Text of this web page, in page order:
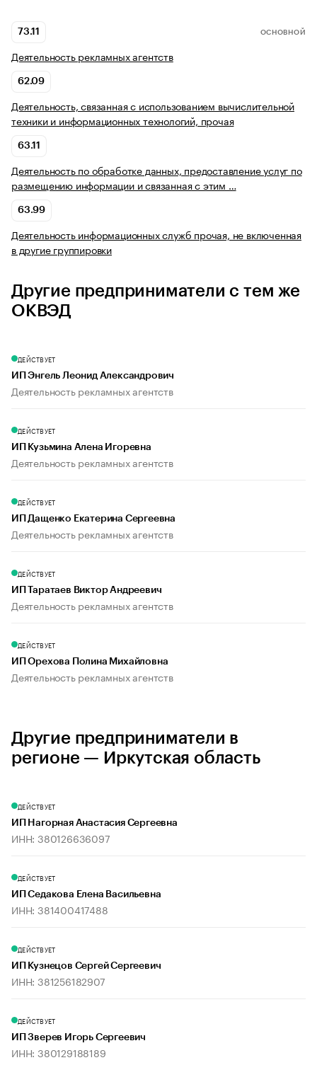
73.11 ОСНОВНОЙ
Деятельность рекламных агентств
62.09
Деятельность, связанная с использованием вычислительной
техники и информационных технологий, прочая
63.11
Деятельность по обработке данных, предоставление услуг по
размещению информации и связанная с этим …
63.99
Деятельность информационных служб прочая, не включенная
в другие группировки
Другие предприниматели с тем же
ОКВЭД
ДЕЙСТВУЕТ
ИП Энгель Леонид Александрович
Деятельность рекламных агентств
ДЕЙСТВУЕТ
ИП Кузьмина Алена Игоревна
Деятельность рекламных агентств
ДЕЙСТВУЕТ
ИП Дащенко Екатерина Сергеевна
Деятельность рекламных агентств
ДЕЙСТВУЕТ
ИП Таратаев Виктор Андреевич
Деятельность рекламных агентств
ДЕЙСТВУЕТ
ИП Орехова Полина Михайловна
Деятельность рекламных агентств
Другие предприниматели в
регионе — Иркутская область
ДЕЙСТВУЕТ
ИП Нагорная Анастасия Сергеевна
ИНН: 380126636097
ДЕЙСТВУЕТ
ИП Седакова Елена Васильевна
ИНН: 381400417488
ДЕЙСТВУЕТ
ИП Кузнецов Сергей Сергеевич
ИНН: 381256182907
ДЕЙСТВУЕТ
ИП Зверев Игорь Сергеевич
ИНН: 380129188189